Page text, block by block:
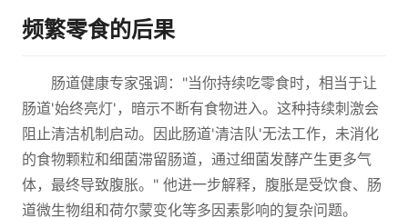
频繁零食的后果
肠道健康专家强调："当你持续吃零食时，相当于让
肠道'始终亮灯'，暗示不断有食物进入。这种持续刺激会
阻止清洁机制启动。因此肠道'清洁队'无法工作，未消化
的食物颗粒和细菌滞留肠道，通过细菌发酵产生更多气
体，最终导致腹胀。" 他进一步解释，腹胀是受饮食、肠
道微生物组和荷尔蒙变化等多因素影响的复杂问题。